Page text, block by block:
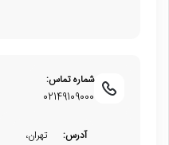
شماره تماس:
02149109000
آدرس: تهران،